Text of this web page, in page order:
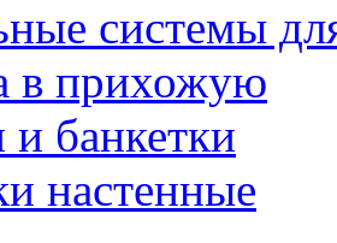
системы
в прихожую
банкетки
настенные